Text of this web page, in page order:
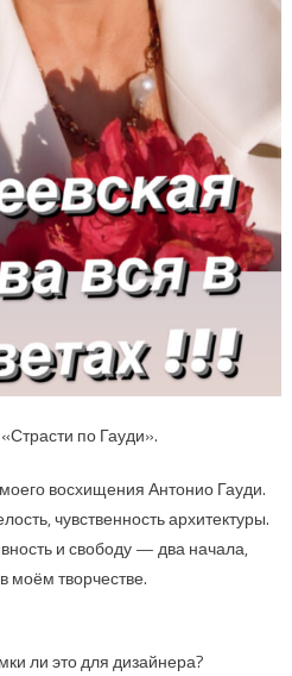
по Гауди».
восхищения Антонио Гауди.
чувственность архитектуры.
и свободу — два начала,
моём творчестве.
ли это для дизайнера?